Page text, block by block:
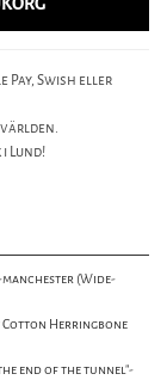
Pay, Swish eller
världen.
Lund!
(Wide-
Herringbone
end of the tunnel"-